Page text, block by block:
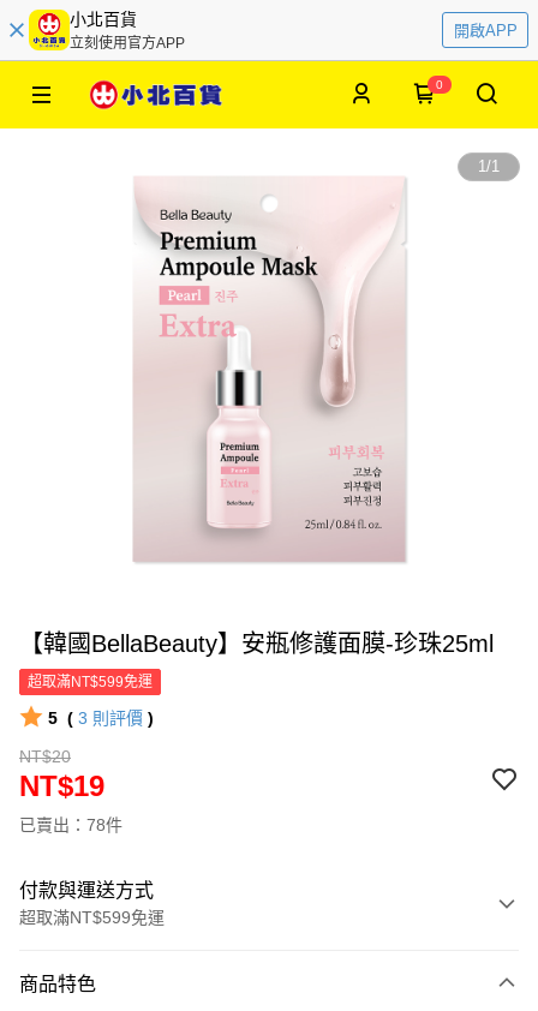
小北百貨
立刻使用官方APP
開啟APP
0
1/1
【韓國BellaBeauty】安瓶修護面膜-珍珠25ml
超取滿NT$599免運
5 ( 3 則評價 )
NT$20
NT$19
已賣出：78件
付款與運送方式
超取滿NT$599免運
信用卡一次付款
商品特色